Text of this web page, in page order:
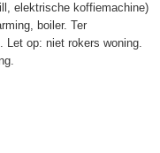
elektrische koffiemachine)
boiler. Ter
Let op: niet rokers woning.